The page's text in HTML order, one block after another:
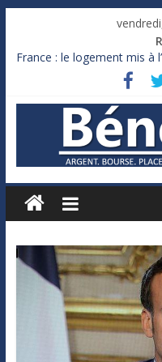
France : le logement mis à
Des milliards de dollars de
Royaume-Uni : Andy
Xavier Niel, le milliardaire
Ruée des fortunes russes